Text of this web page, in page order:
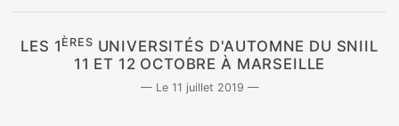
LES 1 ÈRES UNIVERSITÉS D'AUTOMNE DU SNIIL
11 ET 12 OCTOBRE À MARSEILLE
11 juillet 2019